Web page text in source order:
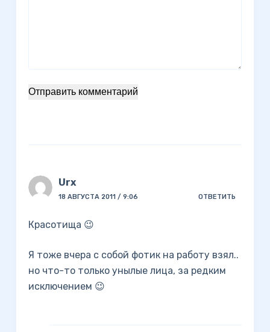
Отправить комментарий
Urx
18 АВГУСТА 2011 / 9:06 ОТВЕТИТЬ
Красотища 😉
Я тоже вчера с собой фотик на работу взял..
но что-то только унылые лица, за редким
исключением 😉